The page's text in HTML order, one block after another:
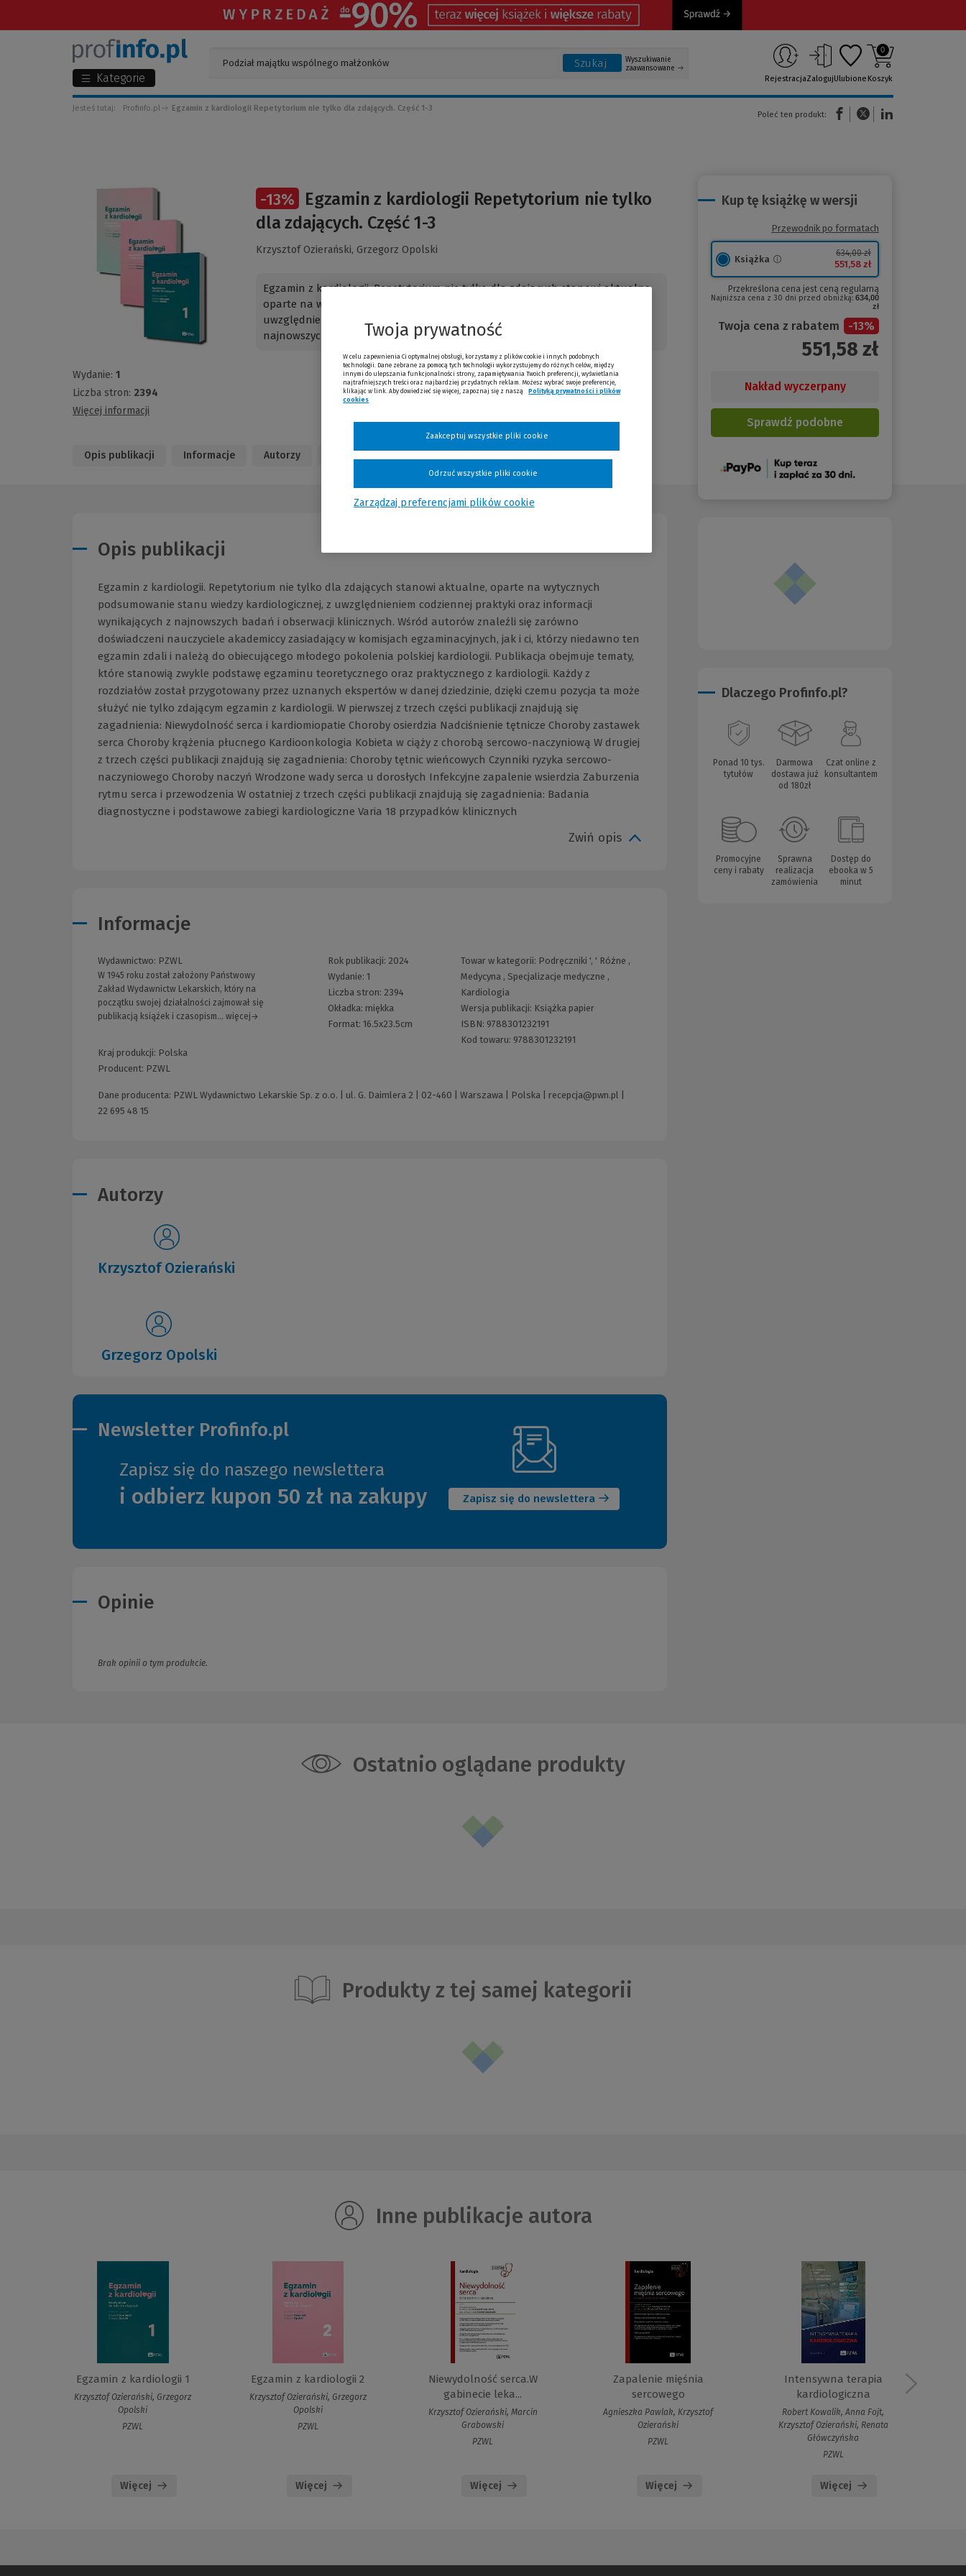
Kategorie
Szukaj
Wyszukiwanie
zaawansowane
RejestracjaZalogujUlubione
0
Koszyk
Jesteś tutaj: Profinfo.pl Egzamin z kardiologii Repetytorium nie tylko dla zdających. Część 1-3
Poleć ten produkt:
(Nowe okno)(Link do innej strony)
Wydanie: 1
Liczba stron: 2394
Więcej informacji
-13%
Egzamin z kardiologii Repetytorium nie tylko
dla zdających. Część 1-3
Krzysztof Ozierański, Grzegorz Opolski
Egzamin z kardiologii. Repetytorium nie tylko dla zdających stanowi aktualne,
oparte na wytycznych podsumowanie stanu wiedzy kardiologicznej, z
uwzględnieniem codziennej praktyki oraz informacji wynikających z
najnowszych badań i obserwacji klinicznych....
Opis publikacji Informacje Autorzy
Opis publikacji
Egzamin z kardiologii. Repetytorium nie tylko dla zdających stanowi aktualne, oparte na wytycznych
podsumowanie stanu wiedzy kardiologicznej, z uwzględnieniem codziennej praktyki oraz informacji
wynikających z najnowszych badań i obserwacji klinicznych. Wśród autorów znaleźli się zarówno
doświadczeni nauczyciele akademiccy zasiadający w komisjach egzaminacyjnych, jak i ci, którzy niedawno ten
egzamin zdali i należą do obiecującego młodego pokolenia polskiej kardiologii. Publikacja obejmuje tematy,
które stanowią zwykle podstawę egzaminu teoretycznego oraz praktycznego z kardiologii. Każdy z
rozdziałów został przygotowany przez uznanych ekspertów w danej dziedzinie, dzięki czemu pozycja ta może
służyć nie tylko zdającym egzamin z kardiologii. W pierwszej z trzech części publikacji znajdują się
zagadnienia: Niewydolność serca i kardiomiopatie Choroby osierdzia Nadciśnienie tętnicze Choroby zastawek
serca Choroby krążenia płucnego Kardioonkologia Kobieta w ciąży z chorobą sercowo-naczyniową W drugiej
z trzech części publikacji znajdują się zagadnienia: Choroby tętnic wieńcowych Czynniki ryzyka sercowo-
naczyniowego Choroby naczyń Wrodzone wady serca u dorosłych Infekcyjne zapalenie wsierdzia Zaburzenia
rytmu serca i przewodzenia W ostatniej z trzech części publikacji znajdują się zagadnienia: Badania
diagnostyczne i podstawowe zabiegi kardiologiczne Varia 18 przypadków klinicznych
Zwiń opis
Informacje
Wydawnictwo: PZWL
W 1945 roku został założony Państwowy
Zakład Wydawnictw Lekarskich, który na
początku swojej działalności zajmował się
publikacją książek i czasopism... więcej→
Kraj produkcji: Polska
Producent: PZWL
Rok publikacji: 2024
Wydanie: 1
Liczba stron: 2394
Okładka: miękka
Format: 16.5x23.5cm
Towar w kategorii: Podręczniki ', ' Różne ,
Medycyna, Specjalizacje medyczne ,
Kardiologia
Wersja publikacji: Książka papier
ISBN: 9788301232191
Kod towaru: 9788301232191
Dane producenta: PZWL Wydawnictwo Lekarskie Sp. z o.o. | ul. G. Daimlera 2 | 02-460 | Warszawa | Polska | recepcja@pwn.pl
22 695 48 15
Autorzy
Krzysztof Ozierański
Grzegorz Opolski
Newsletter Profinfo.pl
Zapisz się do naszego newslettera
i odbierz kupon 50 zł na zakupy Zapisz się do newslettera
okno)
Opinie
Brak opinii o tym produkcie.
Kup tę książkę w wersji
Przewodnik po formatach
Książka
634,00 zł
551,58 zł
Przekreślona cena jest ceną regularną
Najniższa cena z 30 dni przed obniżką: 634,00
zł
Twoja cena z rabatem -13%
551,58 zł
Nakład wyczerpany
Sprawdź podobne
(Nowe
Dlaczego Profinfo.pl?
Ponad 10 tys.
tytułów
Darmowa
dostawa już
od 180zł
Czat online z
konsultantem
Promocyjne
ceny i rabaty
Sprawna
realizacja
zamówienia
Dostęp do
ebooka w 5
minut
Ostatnio oglądane produkty
Produkty z tej samej kategorii
Inne publikacje autora
Egzamin z kardiologii 1
Krzysztof Ozierański, Grzegorz
Opolski
PZWL
Więcej
Egzamin z kardiologii 2
Krzysztof Ozierański, Grzegorz
Opolski
PZWL
Więcej
Niewydolność serca.W
gabinecie leka...
Krzysztof Ozierański, Marcin
Grabowski
PZWL
Więcej
Zapalenie mięśnia
sercowego
Agnieszka Pawlak, Krzysztof
Ozierański
PZWL
Więcej
Intensywna terapia
kardiologiczna
Robert Kowalik, Anna Fojt,
Krzysztof Ozierański, Renata
Główczyńska
PZWL
Więcej
Twoja prywatność
W celu zapewnienia Ci optymalnej obsługi, korzystamy z plików cookie i innych podobnych
technologii. Dane zebrane za pomocą tych technologii wykorzystujemy do różnych celów, między
innymi do ulepszania funkcjonalności strony, zapamiętywania Twoich preferencji, wyświetlania
najtrafniejszych treści oraz najbardziej przydatnych reklam. Możesz wybrać swoje preferencje,
klikając w link. Aby dowiedzieć się więcej, zapoznaj się z naszą
Polityką prywatności i plików
cookies
Zarządzaj preferencjami plików cookie
Odrzuć wszystkie pliki cookie
Zaakceptuj wszystkie pliki cookie